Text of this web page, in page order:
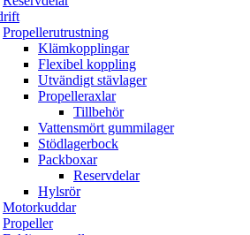
Propellerutrustning
Klämkopplingar
Flexibel koppling
Utvändigt stävlager
Propelleraxlar
Tillbehör
Vattensmört gummilager
Stödlagerbock
Packboxar
Reservdelar
Hylsrör
Motorkuddar
Propeller